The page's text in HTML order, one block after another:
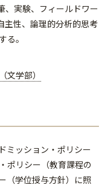
、実験、フィールドワー
主性、論理的分析的思考
る。
学部）
ミッション・ポリシー
ポリシー（教育課程の
（学位授与方針）に照